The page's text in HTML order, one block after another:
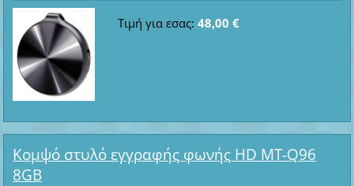
Τιμή για εσας: 48,00 €
Κομψό στυλό εγγραφής φωνής HD MT-Q96
8GB